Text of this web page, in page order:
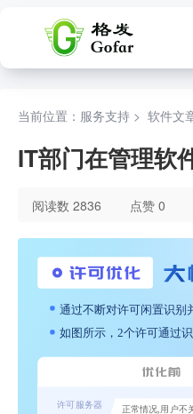
当前位置：服务支持 > 软件文
IT部门在管理软
阅读数 2836 点赞 0